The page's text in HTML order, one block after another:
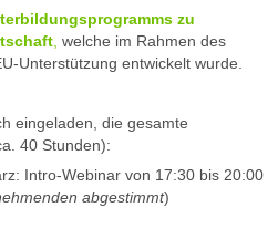
zu
welche im Rahmen des
Unterstützung entwickelt wurde.
eingeladen, die gesamte
40 Stunden):
Intro-Webinar von 17:30 bis 20:00
abgestimmt)